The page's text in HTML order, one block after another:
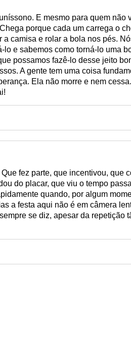
E mesmo para quem não
porque cada um carrega o
a camisa e rolar a bola nos pés.
lo e sabemos como torná-lo uma
possamos fazê-lo desse jeito
A gente tem uma coisa
Ela não morre e nem
fez parte, que incentivou, que
do placar, que viu o tempo
quando, por algum
a festa aqui não é em câmera
se diz, apesar da repetição